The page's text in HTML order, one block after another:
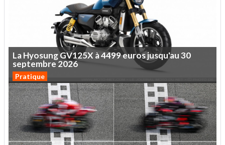
LaHyosungGV125X à4499eurosjusqu'au30
septembre 2026
Pratique